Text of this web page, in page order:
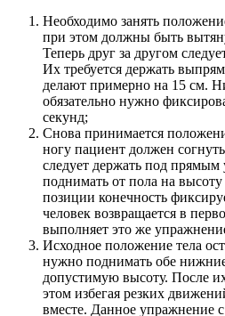
Необходимо занять
при этом должны быть
Теперь друг за другом
Их требуется держать
делают примерно на 15 см.
обязательно нужно
секунд;
Снова принимается
ногу пациент должен
следует держать под прямым
поднимать от пола на
позиции конечность
человек возвращается в
выполняет это же
Исходное положение тела
нужно поднимать обе
допустимую высоту. После
этом избегая резких
вместе. Данное упражнение